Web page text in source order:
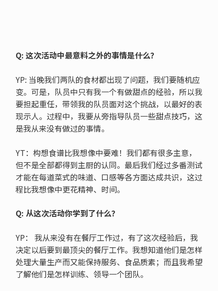
Q: 这次活动中最意料之外的事情是什么？
YP: 当晚我们两队的食材都出现了问题，我们要随机应
变。可是，队员中只有我一个有做甜点的经验，所以我
要担起重任，带领我的队员面对这个挑战，以最好的表
现示人。过程中，我要从旁指导队员一些甜点技巧，这
是我从来没有做过的事情。
YT：构想食谱比我想像中要难！我们都有很多主意，
但不是全部都得到主厨的认同。最后我们经过多番测试
才能在每道菜式的味道、口感等各方面达成共识，这过
程比我想像中更花精神、时间。
Q: 从这次活动你学到了什么？
YP： 我从来没有在餐厅工作过，有了这次经验后，我
决定以后要到最顶尖的餐厅工作。我想知道他们是怎样
处理大量生产而又能保持服务、食品质素；而且我希望
了解他们是怎样训练、领导一个团队。